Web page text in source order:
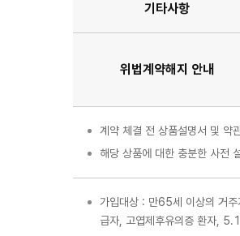
기타사항
위법계약해지 안내
계약 체결 전 상품설명서 및 약
해당 상품에 대한 충분한 사전
가입대상 : 만65세 이상의 거주
급자, 고엽제후유의증 환자,